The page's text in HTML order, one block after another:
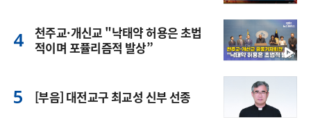
천주교·개신교 "낙태약 허용은 초법
적이며 포퓰리즘적 발상”
[부음] 대전교구 최교성 신부 선종